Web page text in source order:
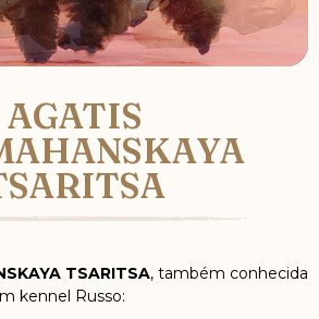
AGATIS
TSARITSA, também conhecida
kennel Russo: